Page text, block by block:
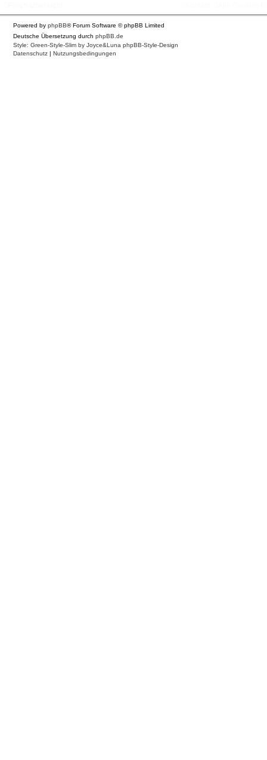
Powered by phpBB® Forum Software © phpBB Limited
Deutsche Übersetzung durch phpBB.de
Style: Green-Style-Slim by Joyce&Luna phpBB-Style-Design
Datenschutz | Nutzungsbedingungen